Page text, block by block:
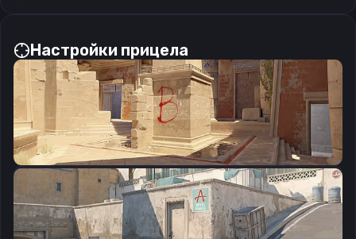
Настройки прицела
CSGO-eP9ZM-6xCFy-748cZ-GyKv9-48xDK